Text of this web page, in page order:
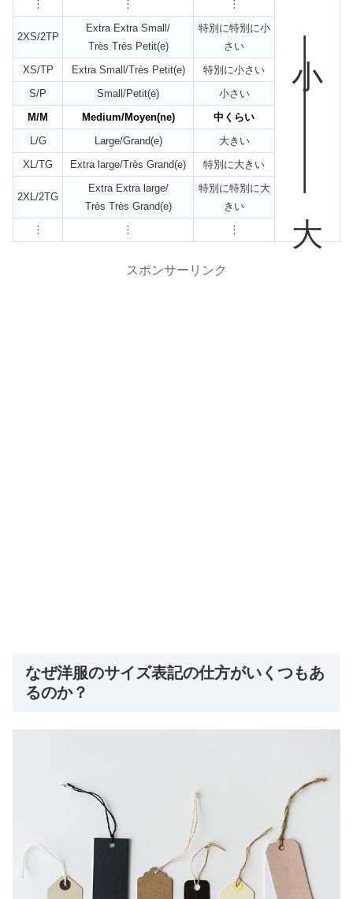
︙ ︙ ︙
小—————大
2XS/2TP
Extra Extra Small/
Très Très Petit(e)
特別に特別に小
さい
XS/TP
Extra Small/Très Petit(e)
特別に小さい
S/P
Small/Petit(e)
小さい
M/M
Medium/Moyen(ne)
中くらい
L/G
Large/Grand(e)
大きい
XL/TG
Extra large/Très Grand(e) 特別に大きい
2XL/2TG
Extra Extra large/
Très Très Grand(e)
特別に特別に大
きい
︙
︙ ︙
スポンサーリンク
なぜ洋服のサイズ表記の仕方がいくつもあ
るのか？